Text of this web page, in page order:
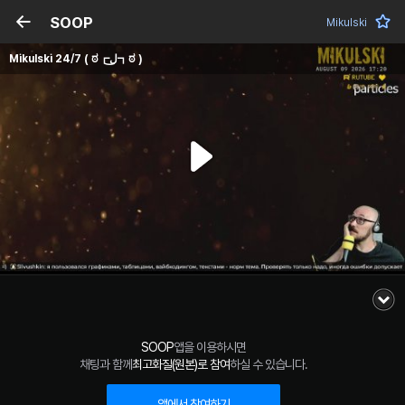
SOOP Mikulski
Mikulski 24/7 ( ಠ┏ل͜┓ಠ )
SOOP앱을 이용하시면
채팅과 함께최고화질(원본)로 참여하실 수 있습니다.